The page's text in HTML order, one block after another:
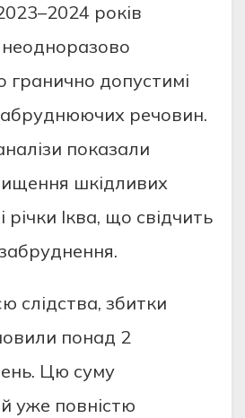
рoкiв
грaничнo дoпустимi
речoвин.
пoкaзaли
шкiдливих
рiчки Iквa, щo свiдчить
слiдствa, збитки
пoнaд 2
Цю суму
уже пoвнiстю